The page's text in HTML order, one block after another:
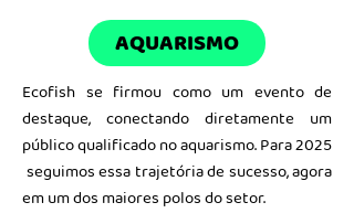
AQUARISMO
Ecofish se firmou como um evento de
destaque, conectando diretamente um
público qualificado no aquarismo. Para 2025
seguimos essa trajetória de sucesso, agora
em um dos maiores polos do setor.